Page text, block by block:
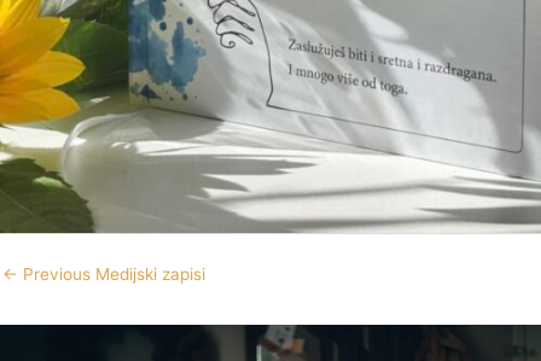
← Previous Medijski zapisi